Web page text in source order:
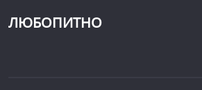
ЛЮБОПИТНО